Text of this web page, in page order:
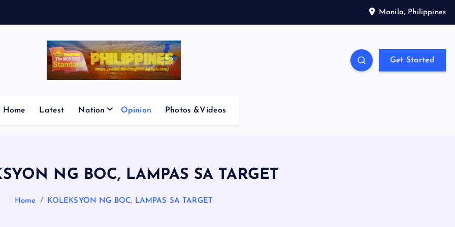
Manila, Philippines
Get Started
Home Latest Nation Opinion Photos &Videos
NG BOC, LAMPAS SA TARGET
Home KOLEKSYON NG BOC, LAMPAS SA TARGET